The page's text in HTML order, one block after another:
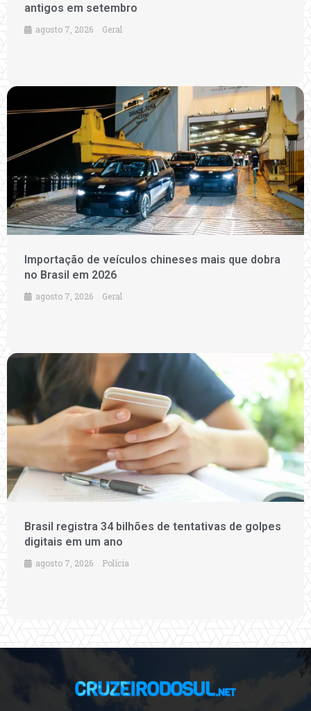
antigos em setembro
agosto 7, 2026 Geral
Importação de veículos chineses mais que dobra
no Brasil em 2026
agosto 7, 2026 Geral
Brasil registra 34 bilhões de tentativas de golpes
digitais em um ano
agosto 7, 2026 Polícia